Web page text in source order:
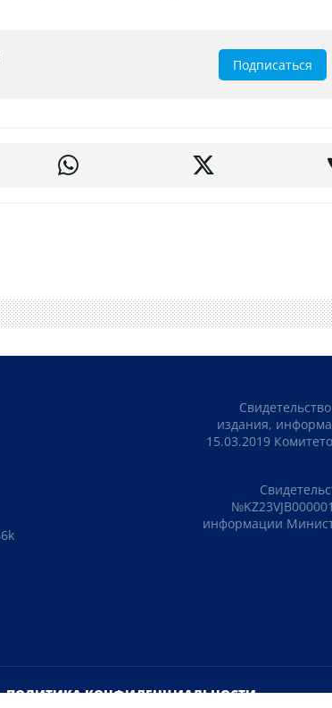
Подписаться
издания,
15.03.2019
информации
ПОЛИТИКА КОНФИДЕНЦИАЛЬНОСТИ